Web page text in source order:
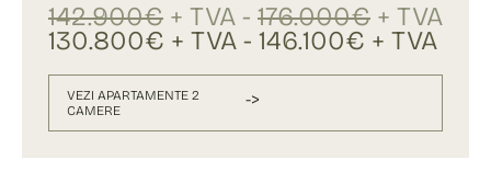
142.900€ + TVA - 176.000€ + TVA
130.800€ + TVA - 146.100€ + TVA
VEZI APARTAMENTE 2
CAMERE
->